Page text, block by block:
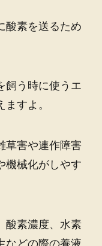
酸素を送るため
飼う時に使うエ
すよ。
草害や連作障害
機械化がしやす
酸素濃度、水素